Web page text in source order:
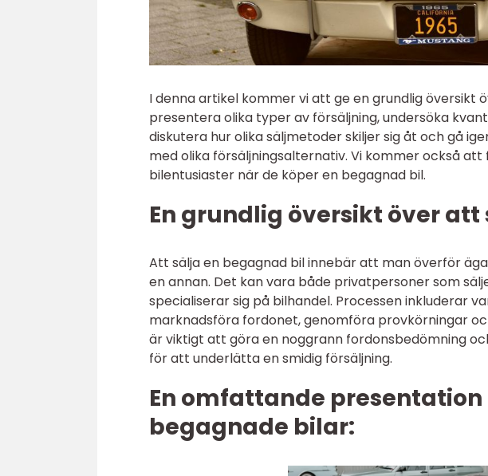
I denna artikel kommer vi att ge en grundlig översikt
presentera olika typer av försäljning, undersöka
diskutera hur olika säljmetoder skiljer sig åt och gå
med olika försäljningsalternativ. Vi kommer också
bilentusiaster när de köper en begagnad bil.
En grundlig översikt över
Att sälja en begagnad bil innebär att man överför
en annan. Det kan vara både privatpersoner som
specialiserar sig på bilhandel. Processen inkluderar
marknadsföra fordonet, genomföra provkörningar
är viktigt att göra en noggrann fordonsbedömning
för att underlätta en smidig försäljning.
En omfattande
begagnade bilar: